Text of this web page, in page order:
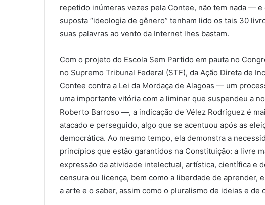
repetido inúmeras vezes pela Contee, não tem nada —
suposta “ideologia de gênero” tenham lido os tais 30
suas palavras ao vento da Internet lhes bastam.
Com o projeto do Escola Sem Partido em pauta no
no Supremo Tribunal Federal (STF), da Ação Direta de
Contee contra a Lei da Mordaça de Alagoas — um
uma importante vitória com a liminar que suspendeu a
Roberto Barroso —, a indicação de Vélez Rodríguez é
atacado e perseguido, algo que se acentuou após as
democrática. Ao mesmo tempo, ela demonstra a
princípios que estão garantidos na Constituição: a livre
expressão da atividade intelectual, artística, científica e
censura ou licença, bem como a liberdade de aprender,
a arte e o saber, assim como o pluralismo de ideias e de